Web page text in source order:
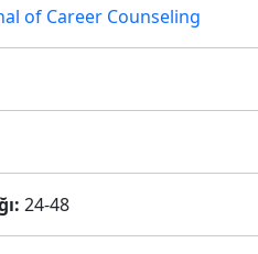
of Career Counseling
24-48